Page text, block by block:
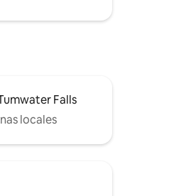
Falls
locales